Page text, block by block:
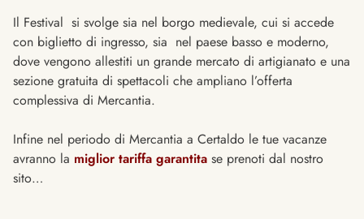
Il Festival si svolge sia nel borgo medievale, cui si accede
con biglietto di ingresso, sia nel paese basso e moderno,
dove vengono allestiti un grande mercato di artigianato e una
sezione gratuita di spettacoli che ampliano l’offerta
complessiva di Mercantia.
Infine nel periodo di Mercantia a Certaldo le tue vacanze
avranno la miglior tariffa garantita se prenoti dal nostro
sito…